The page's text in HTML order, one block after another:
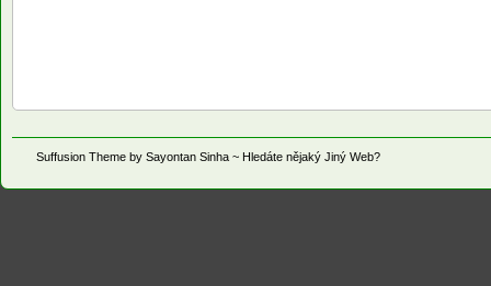
Suffusion Theme by Sayontan Sinha ~ Hledáte nějaký Jiný Web?